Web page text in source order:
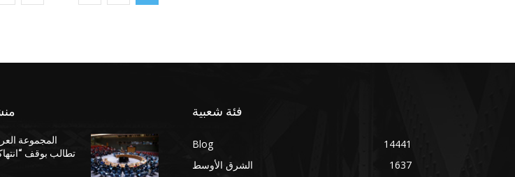
المجموعة
تطالب بوقف
فئة شعبية
Blog
14441
الشرق الأوسط
1637